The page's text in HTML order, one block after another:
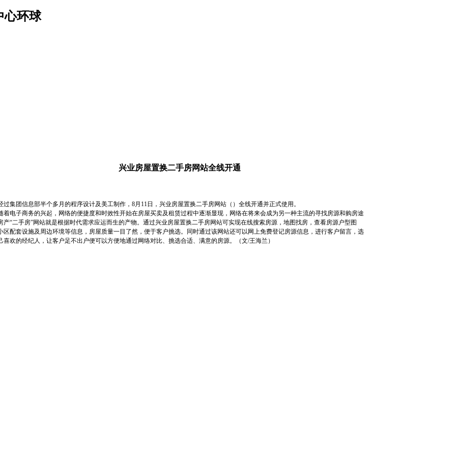
心环球
兴业房屋置换二手房网站全线开通
团信息部半个多月的程序设计及美工制作，8月11日，兴业房屋置换二手房网站（）全线开通并正式使用。
电子商务的兴起，网络的便捷度和时效性开始在房屋买卖及租赁过程中逐渐显现，网络在将来会成为另一种主流的寻找房源和购房途
产“二手房”网站就是根据时代需求应运而生的产物。通过兴业房屋置换二手房网站可实现在线搜索房源，地图找房，查看房源户型图
区配套设施及周边环境等信息，房屋质量一目了然，便于客户挑选。同时通过该网站还可以网上免费登记房源信息，进行客户留言，选
喜欢的经纪人，让客户足不出户便可以方便地通过网络对比、挑选合适、满意的房源。（文/王海兰）